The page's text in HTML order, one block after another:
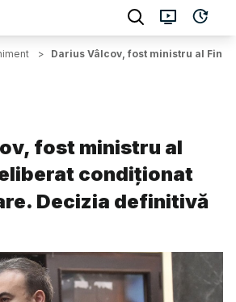
> Darius Vâlcov, fost ministru al
fost ministru al
condiționat
Decizia definitivă